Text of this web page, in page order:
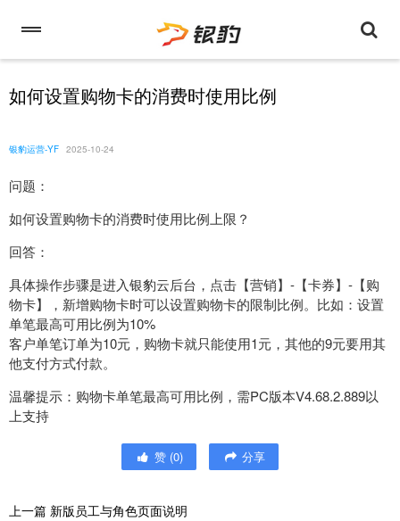
如何设置购物卡的消费时使用比例
银豹运营-YF 2025-10-24
问题：
如何设置购物卡的消费时使用比例上限？
回答：
具体操作步骤是进入银豹云后台，点击【营销】-【卡券】-【购
物卡】，新增购物卡时可以设置购物卡的限制比例。比如：设置
单笔最高可用比例为10%
客户单笔订单为10元，购物卡就只能使用1元，其他的9元要用其
他支付方式付款。
温馨提示：购物卡单笔最高可用比例，需PC版本V4.68.2.889以
上支持
赞 (0) 分享
上一篇 新版员工与角色页面说明